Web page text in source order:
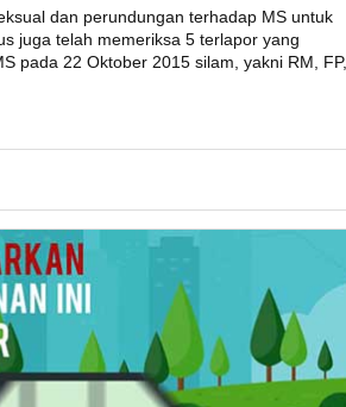
dan perundungan terhadap MS untuk
juga telah memeriksa 5 terlapor yang
pada 22 Oktober 2015 silam, yakni RM, FP,